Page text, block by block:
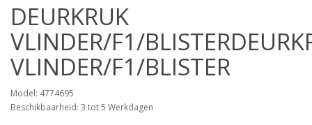
DEURKRUK
VLINDER/F1/
VLINDER/F1/BLISTER
Model: 4774695
Beschikbaarheid: 3 tot 5 Werkdagen